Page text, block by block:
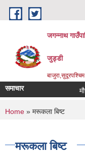
Skip to main content
जगन्नाथ
जुड्डी
समाचार
You are here
Home » मरूकला बिष्ट
मरूकला बिष्ट